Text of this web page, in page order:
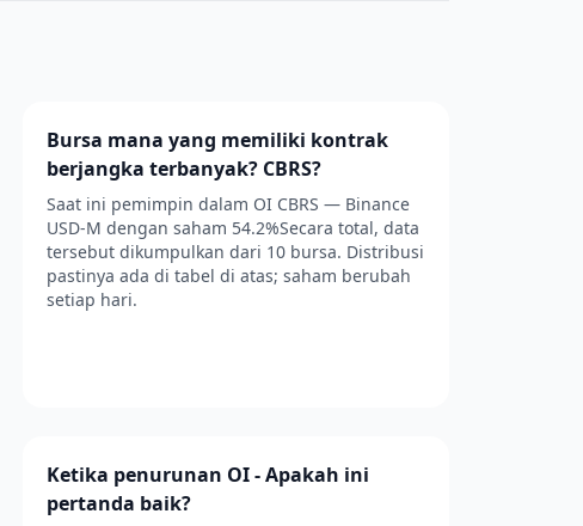
Bursa mana yang memiliki kontrak
berjangka terbanyak? CBRS?
Saat ini pemimpin dalam OI CBRS — Binance
USD-M dengan saham 54.2%Secara total, data
tersebut dikumpulkan dari 10 bursa. Distribusi
pastinya ada di tabel di atas; saham berubah
setiap hari.
Ketika penurunan OI - Apakah ini
pertanda baik?